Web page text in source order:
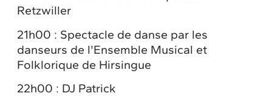
Retzwiller
21h00 : Spectacle de danse par les
danseurs de l'Ensemble Musical et
Folklorique de Hirsingue
22h00 : DJ Patrick